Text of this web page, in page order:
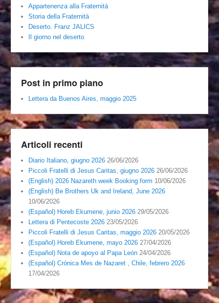
Appartenenza alla Fraternità
Storia della Fraternità
Deserto. Franz JALICS
Il giorno nel deserto
Post in primo piano
Lettera da Buenos Aires, maggio 2025
Articoli recenti
Diario Italiano, giugno 2026 26/06/2026
Piccoli Fratelli di Jesus Caritas, giugno 2026 26/06/2026
(English) 2026 Nazareth week Booking form 10/06/2026
(English) Be Brothers Uk and Ireland, June 2026
10/06/2026
(Español) Horeb Ekumene, junio 2026 29/05/2026
Lettera di Pentecoste 2026 23/05/2026
Piccoli Fratelli di Jesus Caritas, maggio 2026 20/05/2026
(Español) Horeb Ekumene, mayo 2026 27/04/2026
(Español) Nota de apoyo al Papa León 24/04/2026
(Español) Crónica Mes de Nazaret , Chile, febrero 2026
17/04/2026